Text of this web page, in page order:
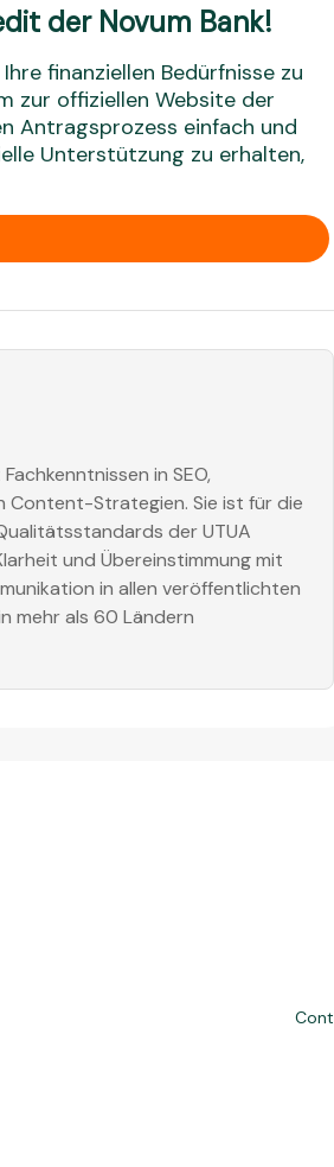
der Novum Bank!
finanziellen Bedürfnisse zu
zur offiziellen Website der
Antragsprozess einfach und
Unterstützung zu erhalten,
in SEO,
Strategien. Sie ist für die
der UTUA
und Übereinstimmung mit
in allen veröffentlichten
mehr als 60 Ländern